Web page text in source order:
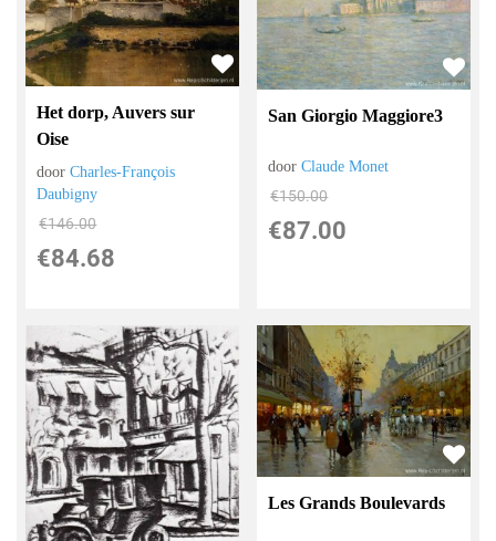
Het dorp, Auvers sur
Oise
doorCharles-François
Daubigny
€146.00
€84.68
San Giorgio Maggiore3
doorClaude Monet
€150.00
€87.00
Les Grands Boulevards